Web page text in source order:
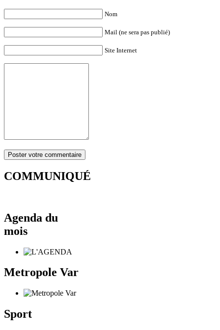
Nom
Mail (ne sera pas publié)
Site Internet
COMMUNIQUÉ
Agenda du
mois
Metropole Var
Sport